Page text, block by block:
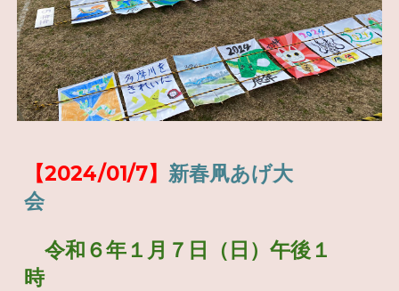
【2024/01/7】 新春凧あげ大
会
令和６年１月７日（日）午後１
時